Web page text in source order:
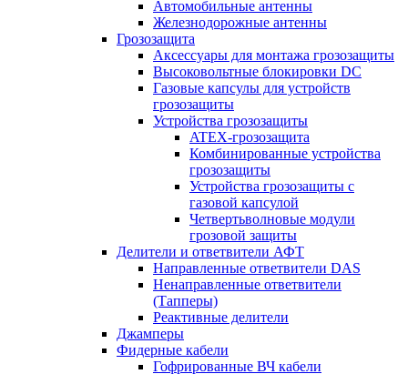
Автомобильные антенны
Железнодорожные антенны
Грозозащита
Аксессуары для монтажа грозозащиты
Высоковольтные блокировки DC
Газовые капсулы для устройств
грозозащиты
Устройства грозозащиты
ATEX-грозозащита
Комбинированные устройства
грозозащиты
Устройства грозозащиты с
газовой капсулой
Четвертьволновые модули
грозовой защиты
Делители и ответвители АФТ
Направленные ответвители DAS
Ненаправленные ответвители
(Тапперы)
Реактивные делители
Джамперы
Фидерные кабели
Гофрированные ВЧ кабели